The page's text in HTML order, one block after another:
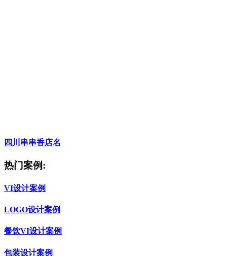
四川串串香店名
热门案例:
VI设计案例
LOGO设计案例
餐饮VI设计案例
包装设计案例